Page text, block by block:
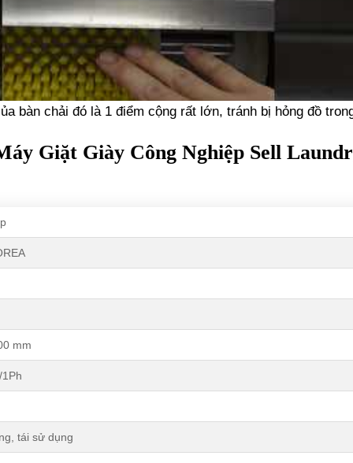
bàn chải đó là 1 điểm cộng rất lớn, tránh bị hỏng đồ
Giặt Giày Công Nghiệp Sell
mm
tái sử dụng